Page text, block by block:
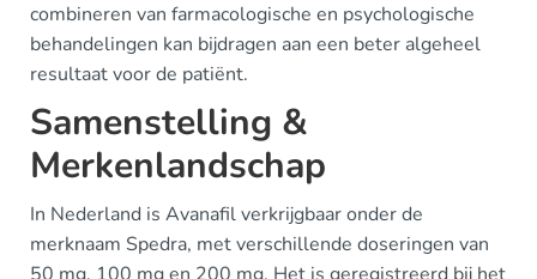
combineren van farmacologische en psychologische
behandelingen kan bijdragen aan een beter algeheel
resultaat voor de patiënt.
Samenstelling &
Merkenlandschap
In Nederland is Avanafil verkrijgbaar onder de
merknaam Spedra, met verschillende doseringen van